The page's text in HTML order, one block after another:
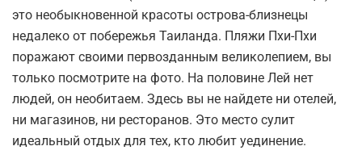
это необыкновенной красоты острова-близнецы
недалеко от побережья Таиланда. Пляжи Пхи-Пхи
поражают своими первозданным великолепием, вы
только посмотрите на фото. На половине Лей нет
людей, он необитаем. Здесь вы не найдете ни отелей,
ни магазинов, ни ресторанов. Это место сулит
идеальный отдых для тех, кто любит уединение.